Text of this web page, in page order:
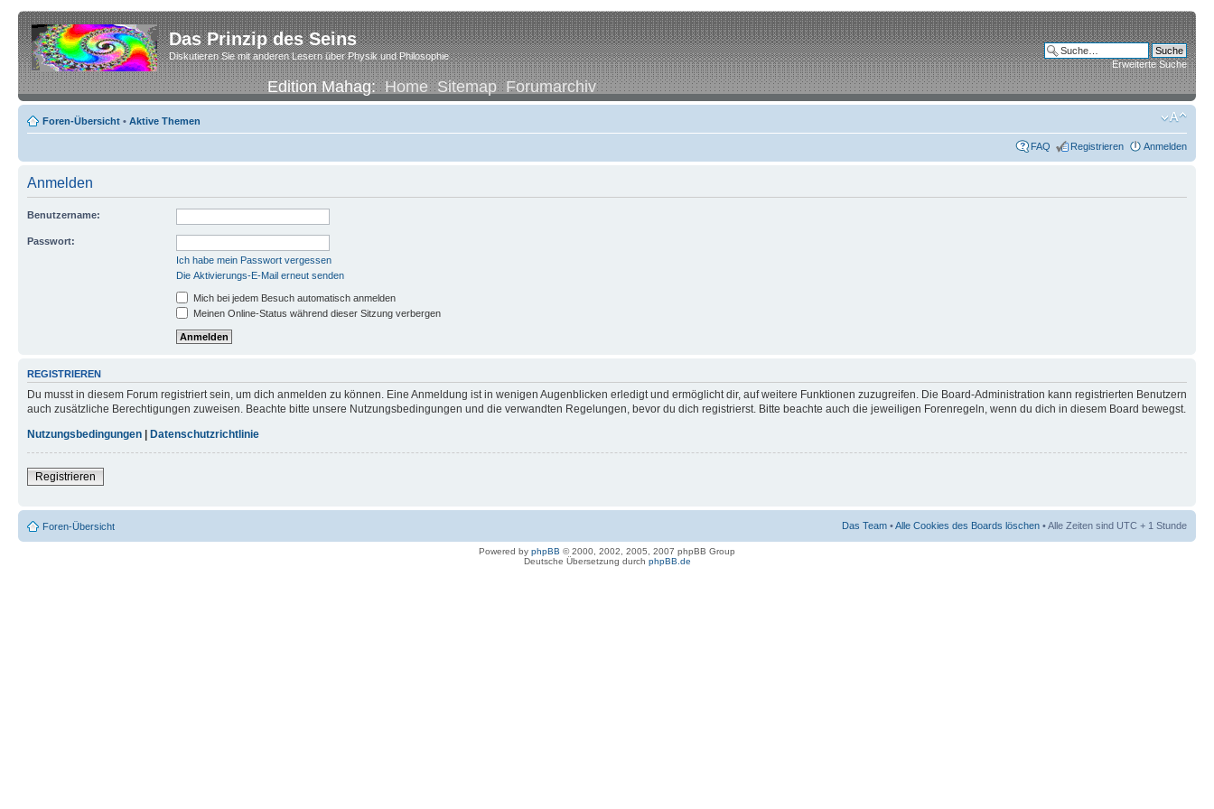
Das Prinzip des Seins
Diskutieren Sie mit anderen Lesern über Physik und Philosophie
Edition Mahag:Home Sitemap Forumarchiv
Erweiterte Suche
Foren-Übersicht • Aktive Themen
FAQ Registrieren Anmelden
Anmelden
Benutzername:
Passwort:
Ich habe mein Passwort vergessen
Die Aktivierungs-E-Mail erneut senden
Mich bei jedem Besuch automatisch anmelden
Meinen Online-Status während dieser Sitzung verbergen
REGISTRIEREN
Du musst in diesem Forum registriert sein, um dich anmelden zu können. Eine Anmeldung ist in wenigen Augenblicken erledigt und ermöglicht dir, auf weitere Funktionen zuzugreifen. Die Board-Administration kann registrierten Benutzern
auch zusätzliche Berechtigungen zuweisen. Beachte bitte unsere Nutzungsbedingungen und die verwandten Regelungen, bevor du dich registrierst. Bitte beachte auch die jeweiligen Forenregeln, wenn du dich in diesem Board bewegst.
Nutzungsbedingungen
Datenschutzrichtlinie
Registrieren
Foren-Übersicht Das Team •Alle Cookies des Boards löschen • Alle Zeiten sind UTC + 1 Stunde
Powered by phpBB © 2000, 2002, 2005, 2007 phpBB Group
Deutsche Übersetzung durch phpBB.de